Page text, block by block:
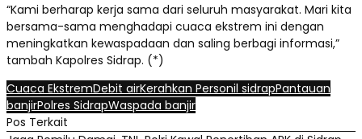
“Kami berharap kerja sama dari seluruh masyarakat. Mari kita
bersama-sama menghadapi cuaca ekstrem ini dengan
meningkatkan kewaspadaan dan saling berbagi informasi,”
tambah Kapolres Sidrap. (*)
Cuaca EkstremDebit airKerahkan Personil sidrapPantauan
banjirPolres SidrapWaspada banjir
Pos Terkait